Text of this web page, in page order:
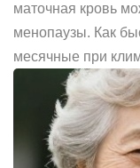
маточная кровь
менопаузы. Как
месячные при